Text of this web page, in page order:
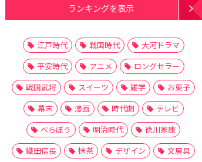
ランキングを表示
江戸時代 戦国時代
大河ドラマ
平安時代
アニメ
ロングセラー
戦国武将
スイーツ 雑学
お菓子
幕末
漫画 時代劇
テレビ
べらぼう
明治時代
徳川家康
織田信長
抹茶 デザイン
文房具